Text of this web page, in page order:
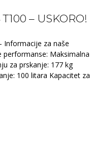
– USKORO!
Informacije za naše
performanse: Maksimalna
za prskanje: 177 kg
100 litara Kapacitet za